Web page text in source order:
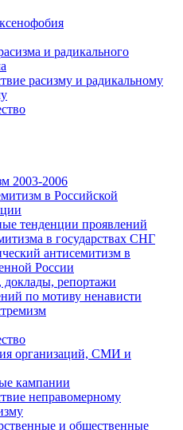
и радикального
расизму и радикальному
2003-2006
в Российской
тенденции проявлений
в государствах СНГ
антисемитизм в
России
доклады, репортажи
по мотиву ненависти
организаций, СМИ и
кампании
неправомерному
и общественные